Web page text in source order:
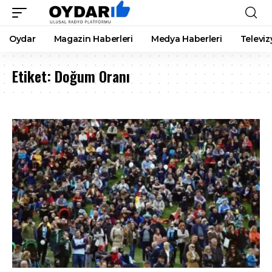
Oydar Magazin Haberleri Medya Haberleri
Etiket: Doğum Oranı